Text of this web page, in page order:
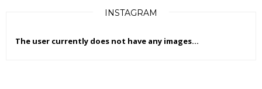
INSTAGRAM
The user currently does not have any images...